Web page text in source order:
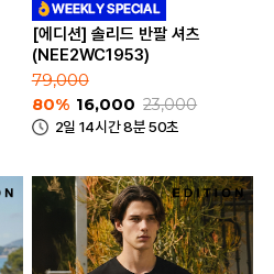
[에디션] 솔리드 반팔 셔츠
(NEE2WC1953)
79,000
80% 16,000 23,000
2일 14시간 8분 50초